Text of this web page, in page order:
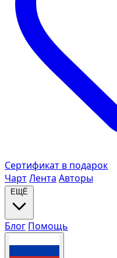
Сертификат в подарок
ЧартЛента Авторы
ЕЩЁ
Блог Помощь